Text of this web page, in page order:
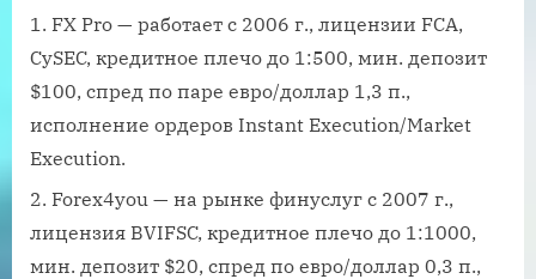
FX Pro — работает с 2006 г., лицензии FCA,
CySEC, кредитное плечо до 1:500, мин. депозит
$100, спред по паре евро/доллар 1,3 п.,
исполнение ордеров Instant Execution/Market
Execution.
Forex4you — на рынке финуслуг с 2007 г.,
лицензия BVIFSC, кредитное плечо до 1:1000,
мин. депозит $20, спред по евро/доллар 0,3 п.,